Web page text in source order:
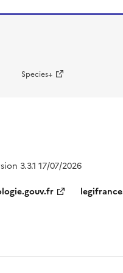
Species+
3.3.1 17/07/2026